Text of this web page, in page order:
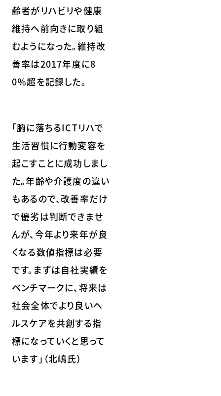
齢者がリハビリや健康
維持へ前向きに取り組
むようになった。維持改
善率は2017年度に8
0％超を記録した。
「腑に落ちるICTリハで
生活習慣に行動変容を
起こすことに成功しまし
た。年齢や介護度の違い
もあるので、改善率だけ
で優劣は判断できませ
んが、今年より来年が良
くなる数値指標は必要
です。まずは自社実績を
ベンチマークに、将来は
社会全体でより良いヘ
ルスケアを共創する指
標になっていくと思って
います」（北嶋氏）